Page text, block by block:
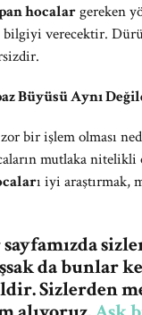
hocalargereken
verecektir.
Büyüsü Aynı
bir işlem olması
mutlaka
ı iyi araştırmak,
da bunlar
Sizlerden